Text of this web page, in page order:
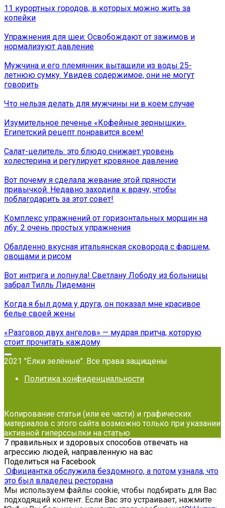
11 курортных городов, в которых можно жить за
копейки
Упражнения для шеи: Освобождают от зажимов и
нормализуют давление
Мужчина и его племянник вытащили из воды 25-
летнюю сумку. Увидев содержимое, они не могут
говорить
Что нельзя делать для мужчины ни в коем случае
Изумительное печенье «Кофейные зернышки».
Египетский рецепт понравится всем!
Салат-целитель: это блюдо снижает уровень
холестерина и регулирует кровяное давление
Вот почему я сделала жевание этой пряности
привычкой. Недавно заходила к врачу, чтобы
поблагодарить за этот совет!
Комплекс упражнений от горизонтальных морщин на
лбу: 2 очень простых упражнения
Обалденно вкусная итальянская сковорода с фаршем,
овощами и рисом
Вот интрига и лопнула! Светлану Лободу из больницы
забрал Тилль Лидеманн
Когда я был дома у друга, он показал мне красивое
белье своей жены
«Разговор двух ангелов» — мудрая притча, которую
стоит прочитать каждому
2021 "Ёлки зелёные". Все права защищены
Политика конфиденциальности
Копирование статьи (или ее части) и графических
материалов с этого сайта возможно только при указании
активной гиперссылки на статью
7 правильных и здоровых способов отвечать на
агрессию людей, направленную на вас
Поделиться на Facebook
Официантка обслужила бездомного, а потом узнала, что
это был владелец ресторана
Мы используем файлы cookie, чтобы подбирать для Вас
подходящий контент. Если Вас это устраивает, нажмите